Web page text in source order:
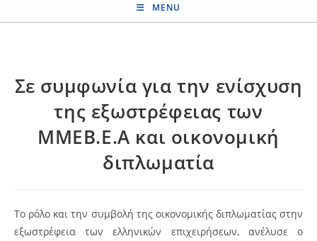
MENU
Σε συμφωνία για την ενίσχυση
της εξωστρέφειας των
ΜΜΕΒ.Ε.Α και οικονομική
διπλωματία
Το ρόλο και την συμβολή της οικονομικής διπλωματίας στην
εξωστρέφεια των ελληνικών επιχειρήσεων, ανέλυσε ο